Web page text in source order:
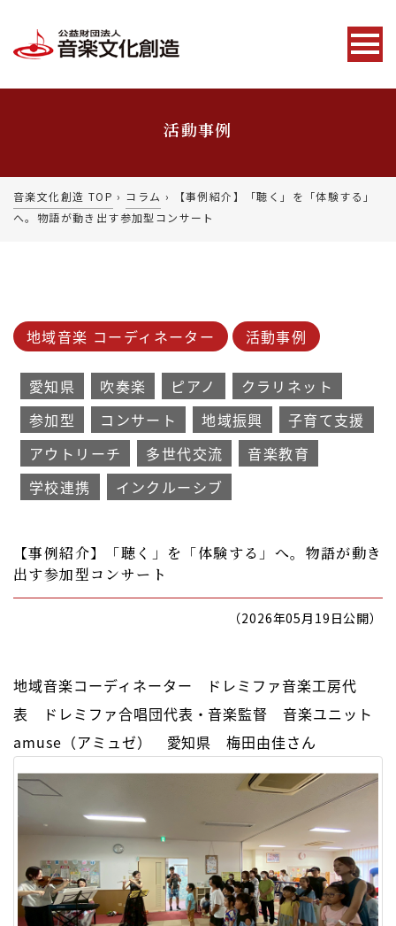
活動事例
音楽文化創造 TOP › コラム ›
【事例紹介】「聴く」を「体験する」
へ。物語が動き出す参加型コンサート
地域音楽 コーディネーター 活動事例
愛知県 吹奏楽 ピアノ
クラリネット
参加型
コンサート 地域振興
子育て支援
アウトリーチ
多世代交流
音楽教育
学校連携
インクルーシブ
【事例紹介】「聴く」を「体験する」へ。物語が動き
出す参加型コンサート
（2026年05月19日公開）
地域音楽コーディネーター ドレミファ音楽工房代
表 ドレミファ合唱団代表・音楽監督 音楽ユニット
amuse（アミュゼ） 愛知県 梅田由佳さん